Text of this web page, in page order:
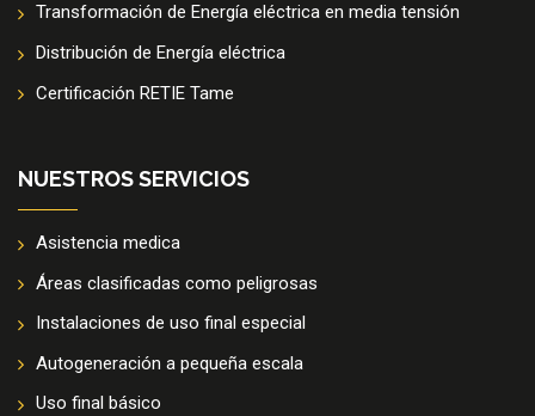
Transformación de Energía eléctrica en media tensión
Distribución de Energía eléctrica
Certificación RETIE Tame
NUESTROS SERVICIOS
Asistencia medica
Áreas clasificadas como peligrosas
Instalaciones de uso final especial
Autogeneración a pequeña escala
Uso final básico